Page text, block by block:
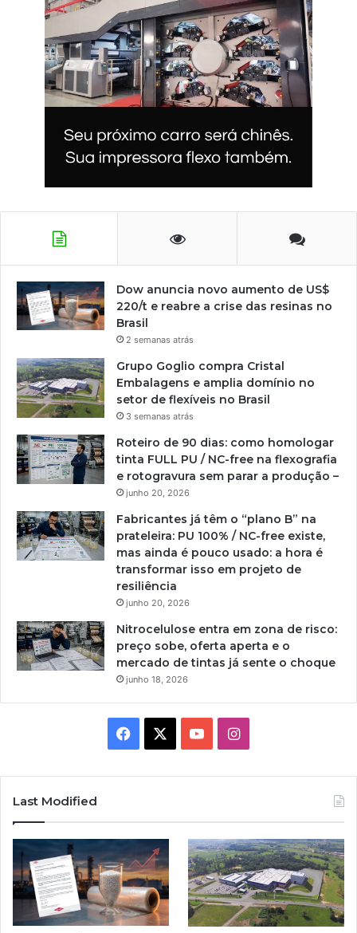
Dow anuncia novo aumento de US$
220/t e reabre a crise das resinas no
Brasil
2 semanas atrás
Grupo Goglio compra Cristal
Embalagens e amplia domínio no
setor de flexíveis no Brasil
3 semanas atrás
Roteiro de 90 dias: como homologar
tinta FULL PU / NC-free na flexografia
e rotogravura sem parar a produção –
junho 20, 2026
Fabricantes já têm o “plano B” na
prateleira: PU 100% / NC-free existe,
mas ainda é pouco usado: a hora é
transformar isso em projeto de
resiliência
junho 20, 2026
Nitrocelulose entra em zona de risco:
preço sobe, oferta aperta e o
mercado de tintas já sente o choque
junho 18, 2026
Facebook YouTubeInstagram
Last Modified